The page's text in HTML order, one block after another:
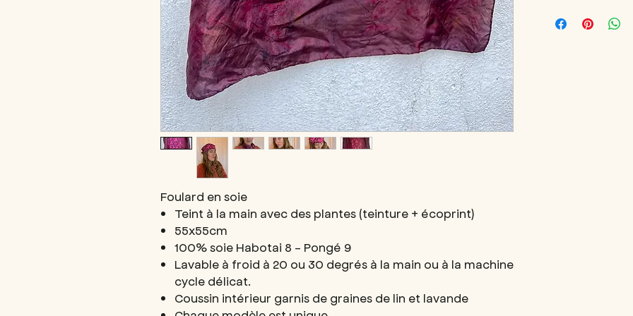
Foulard en soie
Teint à la main avec des plantes (teinture + écoprint)
55x55cm
100% soie Habotai 8 - Pongé 9
Lavable à froid à 20 ou 30 degrés à la main ou à la machine
cycle délicat.
Coussin intérieur garnis de graines de lin et lavande
English :